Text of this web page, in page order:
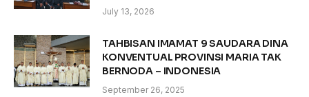
July 13, 2026
TAHBISAN IMAMAT 9 SAUDARA DINA
KONVENTUAL PROVINSI MARIA TAK
BERNODA – INDONESIA
September 26, 2025